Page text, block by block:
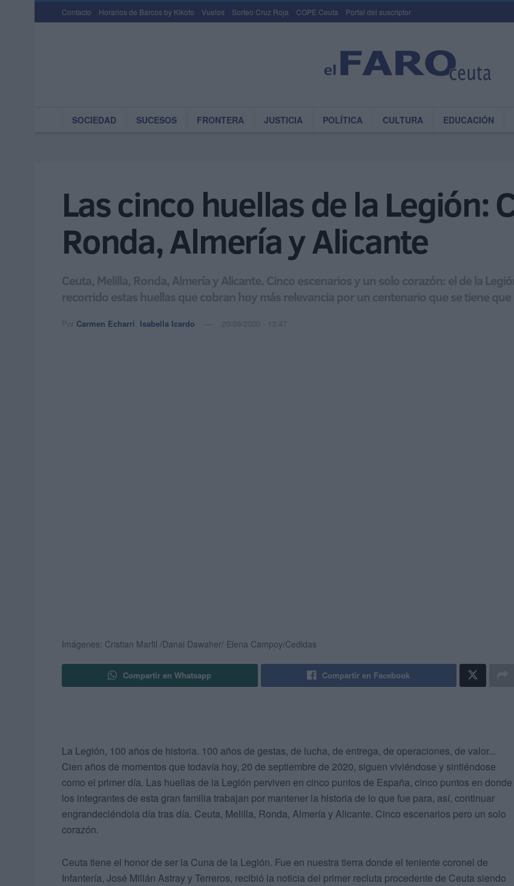
Contacto Horarios de Barcos by Kikoto Vuelos Sorteo Cruz Roja COPE Ceuta Portal del suscriptor
SOCIEDAD SUCESOS FRONTERA JUSTICIA POLÍTICA CULTURA EDUCACIÓN
Las cinco huellas de la Legión:
Ronda, Almería y Alicante
Ceuta, Melilla, Ronda, Almería y Alicante. Cinco escenarios y un solo corazón: el de la
recorrido estas huellas que cobran hoy más relevancia por un centenario que se tiene
Por Carmen Echarri Isabella Icardo 20/09/2020 - 13:47
Imágenes: Cristian Marfil /Danai Dawaher/ Elena Campoy/Cedidas
Compartir en Whatsapp Compartir en Facebook
La Legión, 100 años de historia. 100 años de gestas, de lucha, de entrega, de operaciones, de valor...
Cien años de momentos que todavía hoy, 20 de septiembre de 2020, siguen viviéndose y sintiéndose
como el primer día. Las huellas de la Legión perviven en cinco puntos de España, cinco puntos en donde
los integrantes de esta gran familia trabajan por mantener la historia de lo que fue para, así, continuar
engrandeciéndola día tras día. Ceuta, Melilla, Ronda, Almería y Alicante. Cinco escenarios pero un solo
corazón.
Ceuta tiene el honor de ser la Cuna de la Legión. Fue en nuestra tierra donde el teniente coronel de
Infantería, José Millán Astray y Terreros, recibió la noticia del primer recluta procedente de Ceuta siendo